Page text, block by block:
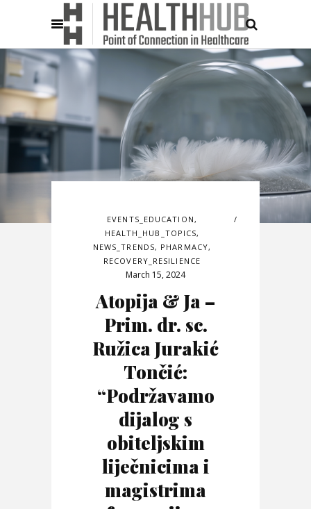
EVENTS_EDUCATION ,
HEALTH_HUB_TOPICS,
NEWS_TRENDS, PHARMACY,
RECOVERY_RESILIENCE
March 15, 2024
Atopija & Ja –
Prim. dr. sc.
Ružica Jurakić
Tončić:
“Podržavamo
dijalog s
obiteljskim
liječnicima i
magistrima